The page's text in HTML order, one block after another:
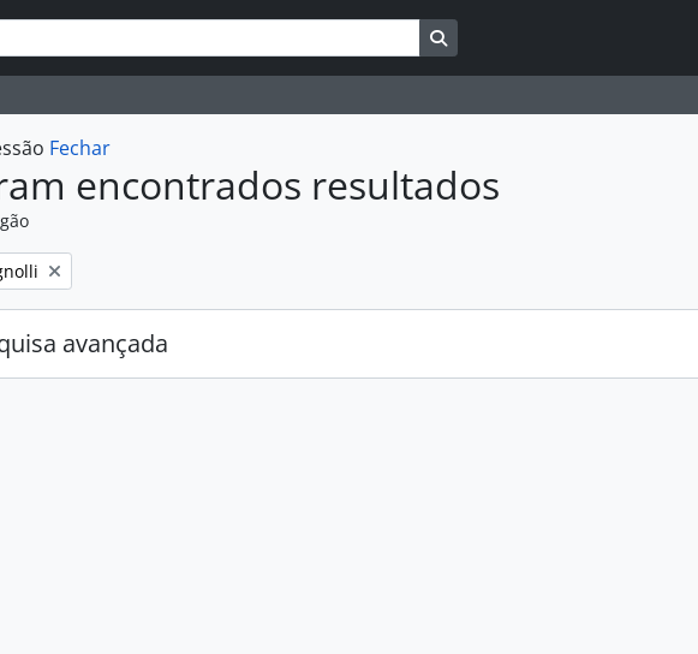
Busque na página de navegação
Fechar
encontrados resultados
avançada